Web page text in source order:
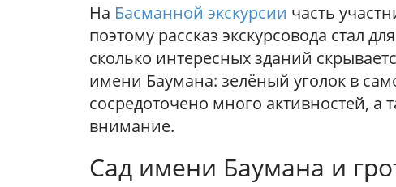
На Басманной экскурсии часть
поэтому рассказ экскурсовода стал
сколько интересных зданий
имени Баумана: зелёный уголок в
сосредоточено много активностей, а
внимание.
Сад имени Баумана и